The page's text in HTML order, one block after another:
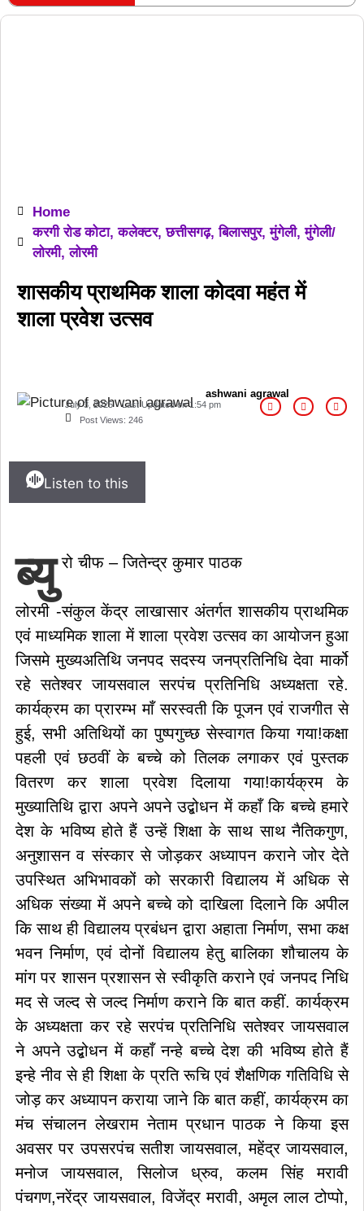
RECENT POSTS
Home
करगी रोड कोटा,कलेक्टर,छत्तीसगढ़,बिलासपुर,मुंगेली,मुंगेली/
लोरमी,लोरमी
शासकीय प्राथमिक शाला कोदवा महंत में
शाला प्रवेश उत्सव
ashwani agrawal
July 3, 2025 Last Updated on 1:54 pm
Post Views: 246
Listen to this
ब्यु रो चीफ – जितेन्द्र कुमार पाठक
लोरमी -संकुल केंद्र लाखासार अंतर्गत शासकीय प्राथमिक
एवं माध्यमिक शाला में शाला प्रवेश उत्सव का आयोजन हुआ
जिसमे मुख्यअतिथि जनपद सदस्य जनप्रतिनिधि देवा मार्को
रहे सतेश्वर जायसवाल सरपंच प्रतिनिधि अध्यक्षता रहे.
कार्यक्रम का प्रारम्भ माँ सरस्वती कि पूजन एवं राजगीत से
हुई, सभी अतिथियों का पुष्पगुच्छ सेस्वागत किया गया!कक्षा
पहली एवं छठवीं के बच्चे को तिलक लगाकर एवं पुस्तक
वितरण कर शाला प्रवेश दिलाया गया!कार्यक्रम के
मुख्यातिथि द्वारा अपने अपने उद्बोधन में कहाँ कि बच्चे हमारे
देश के भविष्य होते हैं उन्हें शिक्षा के साथ साथ नैतिकगुण,
अनुशासन व संस्कार से जोड़कर अध्यापन कराने जोर देते
उपस्थित अभिभावकों को सरकारी विद्यालय में अधिक से
अधिक संख्या में अपने बच्चे को दाखिला दिलाने कि अपील
कि साथ ही विद्यालय प्रबंधन द्वारा अहाता निर्माण, सभा कक्ष
भवन निर्माण, एवं दोनों विद्यालय हेतु बालिका शौचालय के
मांग पर शासन प्रशासन से स्वीकृति कराने एवं जनपद निधि
मद से जल्द से जल्द निर्माण कराने कि बात कहीं. कार्यक्रम
के अध्यक्षता कर रहे सरपंच प्रतिनिधि सतेश्वर जायसवाल
ने अपने उद्बोधन में कहाँ नन्हे बच्चे देश की भविष्य होते हैं
इन्हे नीव से ही शिक्षा के प्रति रूचि एवं शैक्षणिक गतिविधि से
जोड़ कर अध्यापन कराया जाने कि बात कहीं, कार्यक्रम का
मंच संचालन लेखराम नेताम प्रधान पाठक ने किया इस
अवसर पर उपसरपंच सतीश जायसवाल, महेंद्र जायसवाल,
मनोज जायसवाल, सिलोज ध्रुव, कलम सिंह मरावी
पंचगण,नरेंद्र जायसवाल, विजेंद्र मरावी, अमृल लाल टोप्पो,